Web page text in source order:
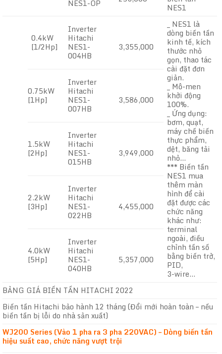
NES1-OP NES1
0.4kW
[1/2Hp]
Inverter
Hitachi
NES1-
004HB
3,355,000
_ NES1 là
dòng biến tần
kinh tế, kích
thước nhỏ
gọn, thao tác
cài đặt đơn
giản.
_ Mô-men
khởi động
100%.
_ Ứng dụng:
bơm, quạt,
máy chế biến
thực phẩm,
dệt, băng tải
nhỏ…
*** Biến tần
NES1 mua
thêm màn
hình để cài
đặt được các
chức năng
khác như:
terminal
ngoài, điều
chỉnh tần số
bằng biến trở,
PID,
3-wire…
0.75kW
[1Hp]
Inverter
Hitachi
NES1-
007HB
3,586,000
1.5kW
[2Hp]
Inverter
Hitachi
NES1-
015HB
3,949,000
2.2kW
[3Hp]
Inverter
Hitachi
NES1-
022HB
4,455,000
4.0kW
[5Hp]
Inverter
Hitachi
NES1-
040HB
5,357,000
BẢNG GIÁ BIẾN TẦN HITACHI 2022
Biến tần Hitachi bảo hành 12 tháng (Đổi mới hoàn toàn – nếu
biến tần bị lỗi do nhà sản xuất)
WJ200 Series (Vào 1 pha ra 3 pha 220VAC) – Dòng biến tần
hiệu suất cao, chức năng vượt trội